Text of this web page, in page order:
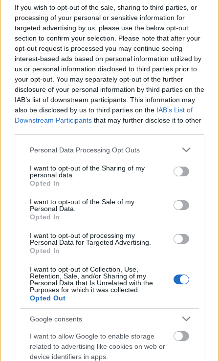
If you wish to opt-out of the sale, sharing to third parties, or
processing of your personal or sensitive information for
targeted advertising by us, please use the below opt-out
section to confirm your selection. Please note that after your
opt-out request is processed you may continue seeing
interest-based ads based on personal information utilized by
us or personal information disclosed to third parties prior to
your opt-out. You may separately opt-out of the further
disclosure of your personal information by third parties on the
IAB’s list of downstream participants. This information may
also be disclosed by us to third parties on the IAB’s List of
Downstream Participants that may further disclose it to other
Please note that this website/app uses one or more Google
not limited to your visit or usage behaviour. You may click to
grant or deny consent to Google and its third-party tags to
use your data for below specified purposes in below Google
consent section.
Personal Data Processing Opt Outs
I want to opt-out of the Sharing of my
personal data.
Opted In
I want to opt-out of the Sale of my
Personal Data.
Opted In
I want to opt-out of processing my
Personal Data for Targeted Advertising.
Opted In
I want to opt-out of Collection, Use,
Retention, Sale, and/or Sharing of my
Personal Data that Is Unrelated with the
Purposes for which it was collected.
Opted Out
Google consents
I want to allow Google to enable storage
related to advertising like cookies on web or
device identifiers in apps.
tehát ezzel a jogával élt.
Kérdéses, hogy az „áruló kormány” fordulat
használata jogosan váltotta-e ki a házelnök
felháborodását? Juszt László volt televíziós
személyiség megkímélt minket attól, hogy
keresgéljük, ki és mikorhasználta korábban a még
élesebb hazaáruló jelzőt. Maga Kövér fogalmazott a
parlamentben 1995-ben úgy, hogy„az ellenzéki
pártok soraiban nem ül egyetlenegy olyan képviselő
sem, aki népnyúzó, hazaáruló, totalitárius rendszer
terrorszervezetének volt a fegyveres tagja”. A
a Magyar Köztársaság kormánya nemzet- és
hazaáruló gazemberek gyülekezete”
A további hasonló idézetektől terjedelmi okból
„hazaárulózás” – kétségkívül sajnálatos módon – a
politikai közbeszéd részévé vált. (Gy. F. egyébként az
bele is férhet az alaptörvény által garantált
véleménynyilvánítás szabadságába, amelynek
emberi méltóságának a megsértésére”
intézkedésével tehát tulajdonképpen az alkotmány
értelmezésére vállalkozott.
Gyurcsány ebben az esetben véleményem szerint a
házszabályi rendelkezések alapján az erre a célra
létrejött házszabályi bizottsághoz fordulhat, amely
állásfoglalást bocsáthat ki. Nincs azonban további
bírói út, hiszen a sértett közvetlen jogorvoslattal